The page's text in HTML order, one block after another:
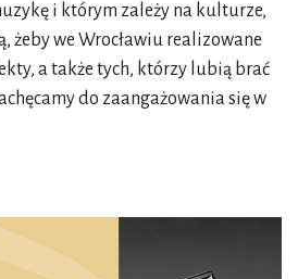
i którym zależy na kulturze,
żeby we Wrocławiu realizowane
a także tych, którzy lubią brać
do zaangażowania się w